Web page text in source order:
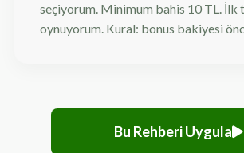
seçiyorum. Minimum bahis 10 TL. İlk
oynuyorum. Kural: bonus bakiyesi
Bu Rehberi Uygula